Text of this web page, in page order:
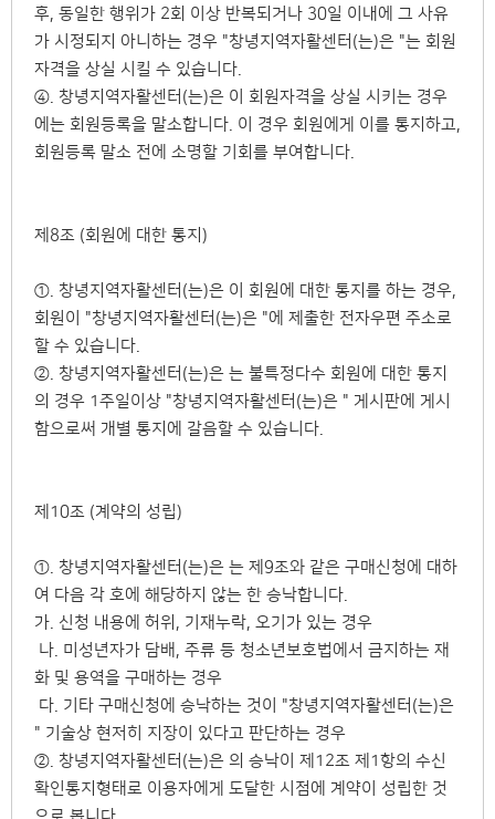
후, 동일한 행위가 2회 이상 반복되거나 30일 이내에 그 사유
가 시정되지 아니하는 경우 "창녕지역자활센터(는)은 "는 회원
자격을 상실 시킬 수 있습니다.
④. 창녕지역자활센터(는)은 이 회원자격을 상실 시키는 경우
에는 회원등록을 말소합니다. 이 경우 회원에게 이를 통지하고,
회원등록 말소 전에 소명할 기회를 부여합니다.
제8조 (회원에 대한 통지)
①. 창녕지역자활센터(는)은 이 회원에 대한 통지를 하는 경우,
회원이 "창녕지역자활센터(는)은 "에 제출한 전자우편 주소로
할 수 있습니다.
②. 창녕지역자활센터(는)은 는 불특정다수 회원에 대한 통지
의 경우 1주일이상 "창녕지역자활센터(는)은 " 게시판에 게시
함으로써 개별 통지에 갈음할 수 있습니다.
제10조 (계약의 성립)
①. 창녕지역자활센터(는)은 는 제9조와 같은 구매신청에 대하
여 다음 각 호에 해당하지 않는 한 승낙합니다.
가. 신청 내용에 허위, 기재누락, 오기가 있는 경우
나. 미성년자가 담배, 주류 등 청소년보호법에서 금지하는 재
화 및 용역을 구매하는 경우
다. 기타 구매신청에 승낙하는 것이 "창녕지역자활센터(는)은
" 기술상 현저히 지장이 있다고 판단하는 경우
②. 창녕지역자활센터(는)은 의 승낙이 제12조 제1항의 수신
확인통지형태로 이용자에게 도달한 시점에 계약이 성립한 것